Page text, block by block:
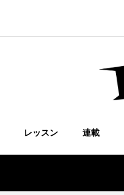
レッスン 連載